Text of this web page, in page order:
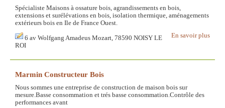
Spécialiste Maisons à ossature bois, agrandissements en bois,
extensions et surélévations en bois, isolation thermique, aménagements
extérieurs bois en Ile de France Ouest.
En savoir plus
6 av Wolfgang Amadeus Mozart, 78590 NOISY LE
ROI
Marmin Constructeur Bois
Nous sommes une entreprise de construction de maison bois sur
mesure.Basse consommation et trés basse consommation.Contrôle des
performances avant